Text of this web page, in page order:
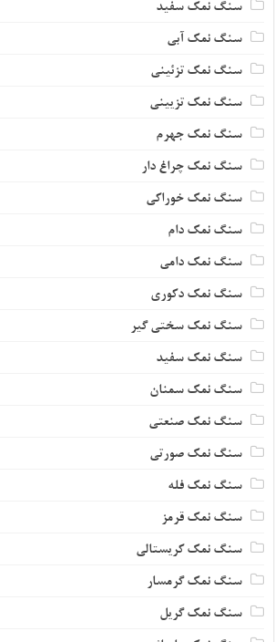
سنگ نمک سفید
سنگ نمک آبی
سنگ نمک تزئینی
سنگ نمک تزیینی
سنگ نمک جهرم
سنگ نمک چراغ دار
سنگ نمک خوراکی
سنگ نمک دام
سنگ نمک دامی
سنگ نمک دکوری
سنگ نمک سختی گیر
سنگ نمک سفید
سنگ نمک سمنان
سنگ نمک صنعتی
سنگ نمک صورتی
سنگ نمک فله
سنگ نمک قرمز
سنگ نمک کریستالی
سنگ نمک گرمسار
سنگ نمک گریل